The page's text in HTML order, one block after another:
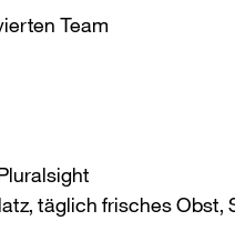
Team
täglich frisches Obst,